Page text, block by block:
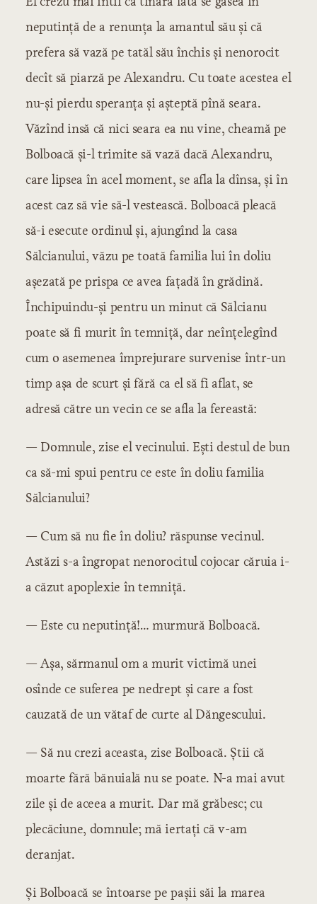
Capitolul 5: Necalculul. Orbirea.
Duelul
Cătunu
Capitolul 7: Balul mascat
Capitolul 8: Fata croitorului
Capitolul 9: Amorul și crima
Capitolul 12: Mîhnire de familie
Volumul 2
Capitolul 1: Vizitația nopturnă
Capitolul 2: O înțelegere neînțeleasă
Capitolul 3: Ion Borhină
Capitolul 4: Suprinderea, disputa.
Nelegiuirea
Capitolul 5: Esiliul
Capitolul 6: O vizită
Capitolul 8: O rudă
Capitolul 9: Doi amanți
Capitolul 10: Reînturnarea
Capitolul 11: Dezolația
Concluzia
neputință de a renunța la amantul său și că
prefera să vază pe tatăl său închis și nenorocit
decît să piarză pe Alexandru. Cu toate acestea el
nu-și pierdu speranța și așteptă pînă seara.
Văzînd insă că nici seara ea nu vine, cheamă pe
Bolboacă și-l trimite să vază dacă Alexandru,
care lipsea în acel moment, se afla la dînsa, și în
acest caz să vie să-l vestească. Bolboacă pleacă
să-i esecute ordinul și, ajungînd la casa
Sălcianului, văzu pe toată familia lui în doliu
așezată pe prispa ce avea fațadă în grădină.
Închipuindu-și pentru un minut că Sălcianu
poate să fi murit în temniță, dar neînțelegînd
cum o asemenea împrejurare survenise într-un
timp așa de scurt și fără ca el să fi aflat, se
adresă către un vecin ce se afla la fereastă:
— Domnule, zise el vecinului. Ești destul de bun
ca să-mi spui pentru ce este în doliu familia
Sălcianului?
— Cum să nu fie în doliu? răspunse vecinul.
Astăzi s-a îngropat nenorocitul cojocar căruia i-
a căzut apoplexie în temniță.
— Este cu neputință!… murmură Bolboacă.
— Așa, sărmanul om a murit victimă unei
osînde ce suferea pe nedrept și care a fost
cauzată de un vătaf de curte al Dăngescului.
— Să nu crezi aceasta, zise Bolboacă. Știi că
moarte fără bănuială nu se poate. N-a mai avut
zile și de aceea a murit. Dar mă grăbesc; cu
plecăciune, domnule; mă iertați că v-am
deranjat.
Și Bolboacă se întoarse pe pașii săi la marea